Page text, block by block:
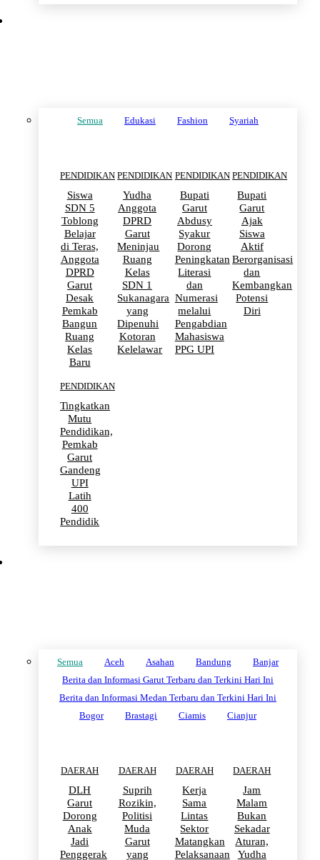
Semua Edukasi Fashion Syariah
PENDIDIKAN
Siswa
SDN 5
Toblong
Belajar
di Teras,
Anggota
DPRD
Garut
Desak
Pemkab
Bangun
Ruang
Kelas
Baru
PENDIDIKAN
Yudha
Anggota
DPRD
Garut
Meninjau
Ruang
Kelas
SDN 1
Sukanagara
yang
Dipenuhi
Kotoran
Kelelawar
PENDIDIKAN
Bupati
Garut
Abdusy
Syakur
Dorong
Peningkatan
Literasi
dan
Numerasi
melalui
Pengabdian
Mahasiswa
PPG UPI
PENDIDIKAN
Bupati
Garut
Ajak
Siswa
Aktif
Berorganisasi
dan
Kembangkan
Potensi
Diri
PENDIDIKAN
Tingkatkan
Mutu
Pendidikan,
Pemkab
Garut
Gandeng
UPI
Latih
400
Pendidik
Semua Aceh Asahan Bandung
Banjar
Berita dan Informasi Garut Terbaru dan Terkini Hari Ini
Berita dan Informasi Medan Terbaru dan Terkini Hari Ini
Bogor
Brastagi Ciamis Cianjur
DAERAH
DLH
Garut
Dorong
Anak
Jadi
Penggerak
DAERAH
Suprih
Rozikin,
Politisi
Muda
Garut
yang
DAERAH
Kerja
Sama
Lintas
Sektor
Matangkan
Pelaksanaan
DAERAH
Jam
Malam
Bukan
Sekadar
Aturan,
Yudha